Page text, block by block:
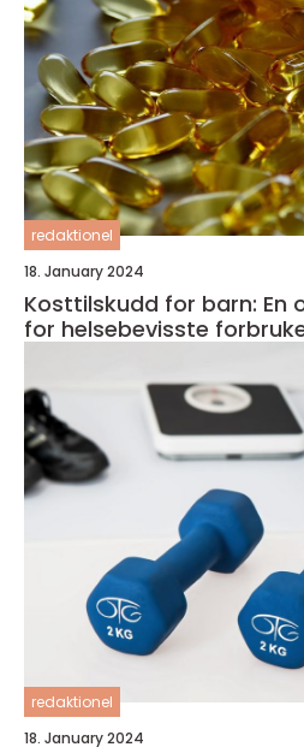
redaktionel
18. January 2024
Kosttilskudd for barn: En
for helsebevisste
redaktionel
18. January 2024